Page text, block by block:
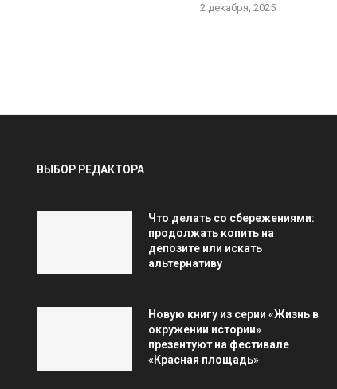
2 декабря, 2025
ВЫБОР РЕДАКТОРА
Что делать со сбережениями:
продолжать копить на
депозите или искать
альтернативу
Новую книгу из серии «Жизнь в
окружении истории»
презентуют на фестивале
«Красная площадь»